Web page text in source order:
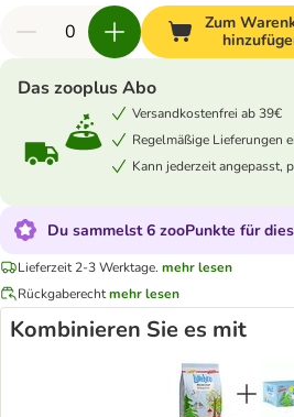
Zum
Das zooplus Abo
Versandkostenfrei ab 39€
Regelmäßige Lieferungen
Kann jederzeit angepasst,
Du sammelst 6 zooPunkte für
Lieferzeit 2-3 Werktage. mehr lesen
Rückgaberechtmehr lesen
Kombinieren Sie es mit